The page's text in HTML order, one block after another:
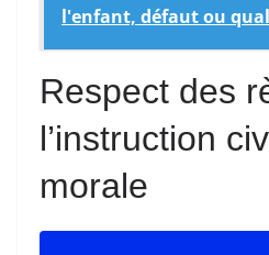
l'enfant, défaut ou
Respect des
l’instruction
morale